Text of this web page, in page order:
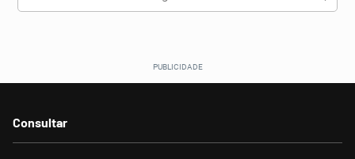
Dicionário
Consultar